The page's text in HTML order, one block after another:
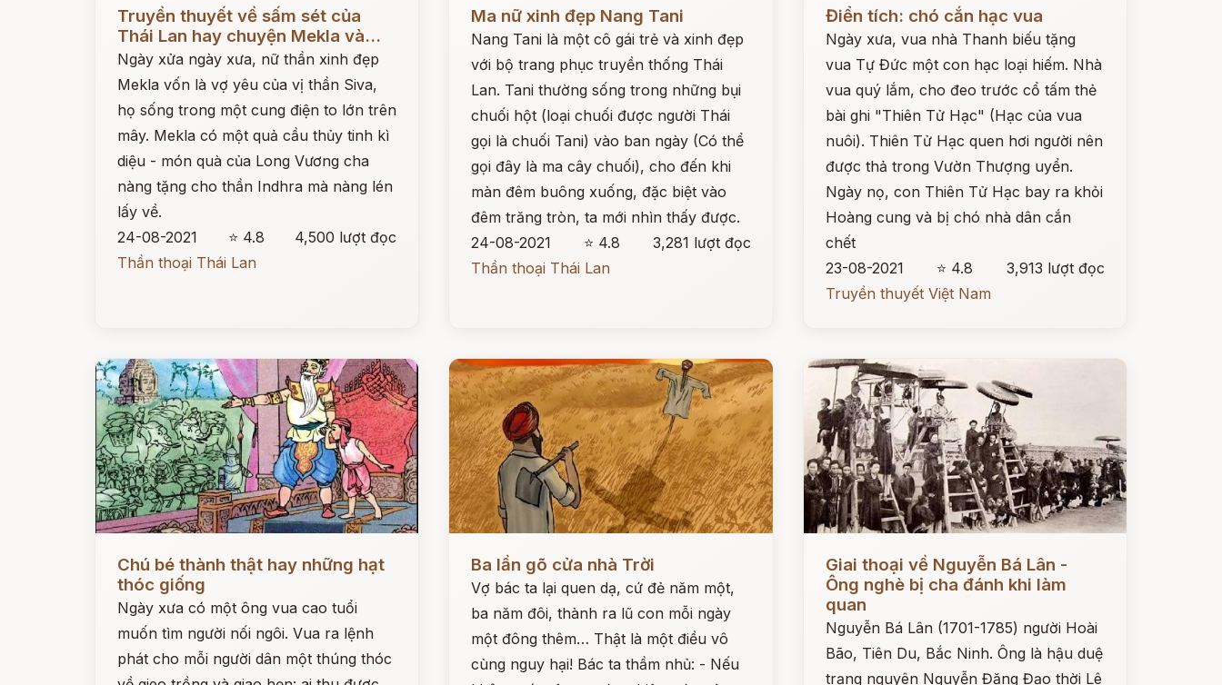
Truyền thuyết về sấm sét của
Thái Lan hay chuyện Mekla và...
Ngày xửa ngày xưa, nữ thần xinh đẹp
Mekla vốn là vợ yêu của vị thần Siva,
họ sống trong một cung điện to lớn trên
mây. Mekla có một quả cầu thủy tinh kì
diệu - món quà của Long Vương cha
nàng tặng cho thần Indhra mà nàng lén
lấy về.
24-08-2021
⭐ 4.8
4,500 lượt đọc
Thần thoại Thái Lan
Ma nữ xinh đẹp Nang Tani
Nang Tani là một cô gái trẻ và xinh đẹp
với bộ trang phục truyền thống Thái
Lan. Tani thường sống trong những bụi
chuối hột (loại chuối được người Thái
gọi là chuối Tani) vào ban ngày (Có thể
gọi đây là ma cây chuối), cho đến khi
màn đêm buông xuống, đặc biệt vào
đêm trăng tròn, ta mới nhìn thấy được.
24-08-2021
⭐ 4.8
3,281 lượt đọc
Thần thoại Thái Lan
Điển tích: chó cắn hạc vua
Ngày xưa, vua nhà Thanh biếu tặng
vua Tự Đức một con hạc loại hiếm. Nhà
vua quý lắm, cho đeo trước cổ tấm thẻ
bài ghi "Thiên Tử Hạc" (Hạc của vua
nuôi). Thiên Tử Hạc quen hơi người nên
được thả trong Vườn Thượng uyển.
Ngày nọ, con Thiên Tử Hạc bay ra khỏi
Hoàng cung và bị chó nhà dân cắn
chết
23-08-2021
⭐ 4.8
3,913 lượt đọc
Truyền thuyết Việt Nam
Chú bé thành thật hay những hạt
thóc giống
Ngày xưa có một ông vua cao tuổi
muốn tìm người nối ngôi. Vua ra lệnh
phát cho mỗi người dân một thúng thóc
Đọc ngay
Ba lần gõ cửa nhà Trời
Vợ bác ta lại quen dạ, cứ đẻ năm một,
ba năm đôi, thành ra lũ con mỗi ngày
một đông thêm… Thật là một điều vô
cùng nguy hại! Bác ta thầm nhủ: - Nếu
Giai thoại về Nguyễn Bá Lân -
Ông nghè bị cha đánh khi làm
quan
Nguyễn Bá Lân (1701-1785) người Hoài
Bão, Tiên Du, Bắc Ninh. Ông là hậu duệ
trạng nguyên Nguyễn Đăng Đạo thời Lê